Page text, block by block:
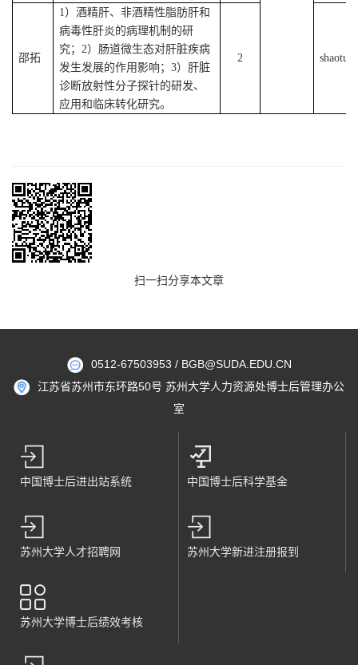
邵拓
1）酒精肝、非酒精性脂肪肝和
病毒性肝炎的病理机制的研
究；2）肠道微生态对肝脏疾病
发生发展的作用影响；3）肝脏
诊断放射性分子探针的研发、
应用和临床转化研究。
2
扫一扫分享本文章
0512-67503953 / BGB@SUDA.EDU.CN
江苏省苏州市东环路50号 苏州大学人力资源处博士后管理办公
室
中国博士后进出站系统 中国博士后科学基金
苏州大学人才招聘网 苏州大学新进注册报到
苏州大学博士后绩效考核